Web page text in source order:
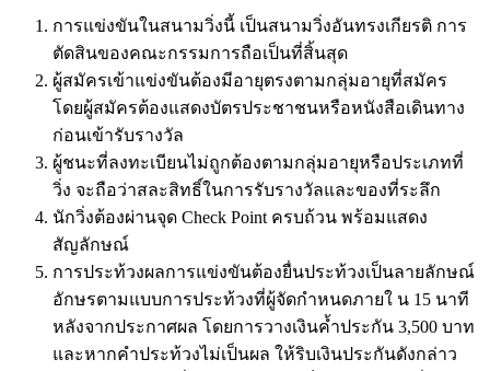
การแข่งขันในสนามวิ่งนี้ เป็นสนามวิ่งอันทรงเกียรติ การ
ตัดสินของคณะกรรมการถือเป็นที่สิ้นสุด
ผู้สมัครเข้าแข่งขันต้องมีอายุตรงตามกลุ่มอายุที่สมัคร
โดยผู้สมัครต้องแสดงบัตรประชาชนหรือหนังสือเดินทาง
ก่อนเข้ารับรางวัล
ผู้ชนะที่ลงทะเบียนไม่ถูกต้องตามกลุ่มอายุหรือประเภทที่
วิ่ง จะถือว่าสละสิทธิ์ในการรับรางวัลและของที่ระลึก
นักวิ่งต้องผ่านจุด Check Point ครบถ้วน พร้อมแสดง
สัญลักษณ์
การประท้วงผลการแข่งขันต้องยื่นประท้วงเป็นลายลักษณ์
อักษรตามแบบการประท้วงที่ผู้จัดกำหนดภายใ น 15 นาที
หลังจากประกาศผล โดยการวางเงินค้ำประกัน 3,500 บาท
และหากคำประท้วงไม่เป็นผล ให้ริบเงินประกันดังกล่าว